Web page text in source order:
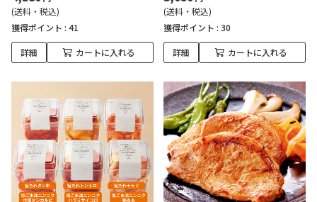
(送料・税込)
獲得ポイント : 41
詳細 カートに入れる
(送料・税込)
獲得ポイント : 30
詳細 カートに入れる